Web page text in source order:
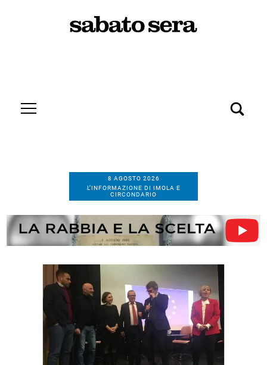
8 AGOSTO 2026
L’INFORMAZIONE DI IMOLA E
CIRCONDARIO